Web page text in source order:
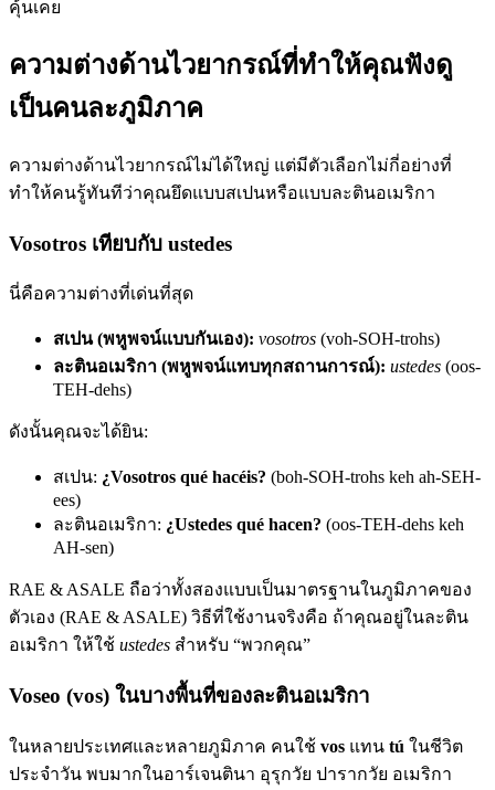
คุ้นเคย
ความต่างด้านไวยากรณ์ที่ทำให้คุณฟังดู
เป็นคนละภูมิภาค
ความต่างด้านไวยากรณ์ไม่ได้ใหญ่ แต่มีตัวเลือกไม่กี่อย่างที่
ทำให้คนรู้ทันทีว่าคุณยึดแบบสเปนหรือแบบละตินอเมริกา
Vosotros เทียบกับ ustedes
นี่คือความต่างที่เด่นที่สุด
สเปน (พหูพจน์แบบกันเอง): vosotros (voh-SOH-trohs)
ละตินอเมริกา (พหูพจน์แทบทุกสถานการณ์): ustedes (oos-
TEH-dehs)
ดังนั้นคุณจะได้ยิน:
สเปน: ¿Vosotros qué hacéis? (boh-SOH-trohs keh ah-SEH-
ees)
ละตินอเมริกา: ¿Ustedes qué hacen? (oos-TEH-dehs keh
AH-sen)
RAE & ASALE ถือว่าทั้งสองแบบเป็นมาตรฐานในภูมิภาคของ
ตัวเอง (RAE & ASALE) วิธีที่ใช้งานจริงคือ ถ้าคุณอยู่ในละติน
อเมริกา ให้ใช้ ustedes สำหรับ “พวกคุณ”
Voseo (vos) ในบางพื้นที่ของละตินอเมริกา
ในหลายประเทศและหลายภูมิภาค คนใช้ vos แทน tú ในชีวิต
ประจำวัน พบมากในอาร์เจนตินา อุรุกวัย ปารากวัย อเมริกา